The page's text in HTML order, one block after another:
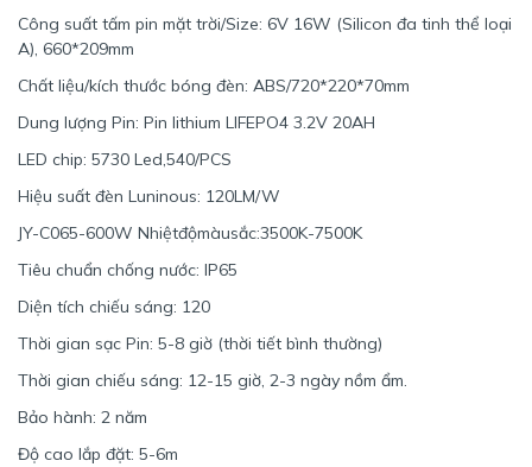
Công suất tấm pin mặt trời/Size: 6V 16W (Silicon đa tinh thể loại
A), 660*209mm
Chất liệu/kích thước bóng đèn: ABS/720*220*70mm
Dung lượng Pin: Pin lithium LIFEPO4 3.2V 20AH
LED chip: 5730 Led,540/PCS
Hiệu suất đèn Luninous: 120LM/W
JY-C065-600W Nhiệtđộmàusắc:3500K-7500K
Tiêu chuẩn chống nước: IP65
Diện tích chiếu sáng: 120
Thời gian sạc Pin: 5-8 giờ (thời tiết bình thường)
Thời gian chiếu sáng: 12-15 giờ, 2-3 ngày nồm ẩm.
Bảo hành: 2 năm
Độ cao lắp đặt: 5-6m